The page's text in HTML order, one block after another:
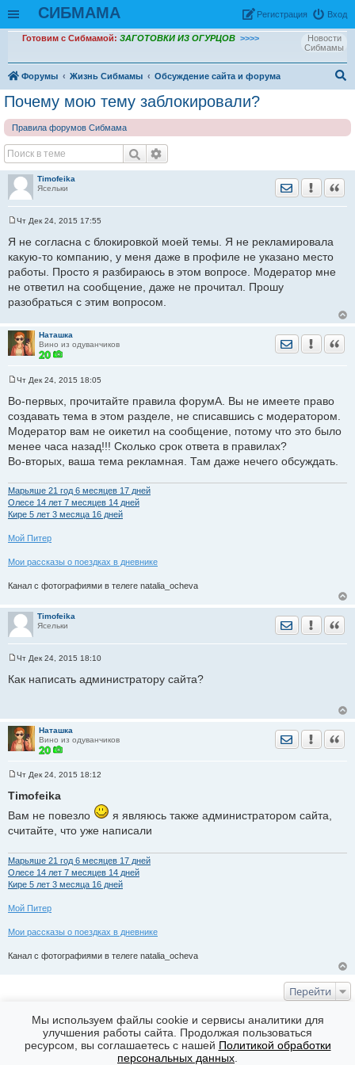
СИБМАМА Вход
Рeгиcтpaция
Новости
Сибмамы
Готовим с Сибмамой: ЗАГОТОВКИ ИЗ ОГУРЦОВ >>>>
Форумы Жизнь Сибмамы
Обсуждение сайта и форума
Почему мою тему заблокировали?
Правила форумов Сибмама
Timofeika
Ясельки
Отправить
о
б
е
н
е
Чт Дек 24, 2015 17:55
Я не согласна с блокировкой моей темы. Я не рекламировала
какую-то компанию, у меня даже в профиле не указано место
работы. Просто я разбираюсь в этом вопросе. Модератор мне
не ответил на сообщение, даже не прочитал. Прошу
разобраться с этим вопросом.
Наташка
Вино из одуванчиков
Отправить
о
б
е
н
е
Чт Дек 24, 2015 18:05
Во-первых, прочитайте правила форумА. Вы не имеете право
создавать тема в этом разделе, не списавшись с модератором.
Модератор вам не оикетил на сообщение, потому что это было
менее часа назад!!! Сколько срок ответа в правилах?
Во-вторых, ваша тема рекламная. Там даже нечего обсуждать.
Марьяше 21 год 6 месяцев 17 дней
Олесе 14 лет 7 месяцев 14 дней
Кире 5 лет 3 месяца 16 дней
Мой Питер
Мои рассказы о поездках в дневнике
Канал с фотографиями в телеге natalia_ocheva
Timofeika
Ясельки
Отправить
о
и
е
Чт Дек 24, 2015 18:10
Как написать администратору сайта?
Наташка
Вино из одуванчиков
Отправить
о
о
щ
е
е
Чт Дек 24, 2015 18:12
Timofeika
Вам не повезло
я являюсь также администратором сайта,
считайте, что уже написали
Марьяше 21 год 6 месяцев 17 дней
Олесе 14 лет 7 месяцев 14 дней
Кире 5 лет 3 месяца 16 дней
Мой Питер
Мои рассказы о поездках в дневнике
Канал с фотографиями в телеге natalia_ocheva
Перейти
КТО СЕЙЧАС НА ФОРУМЕ
Сейчас эту тему просматривают: Нет
Часовой пояс: GMT + 7
Мы используем файлы cookie и сервисы аналитики для
улучшения работы сайта. Продолжая пользоваться
ресурсом, вы соглашаетесь с нашей Политикой обработки
персональных данных